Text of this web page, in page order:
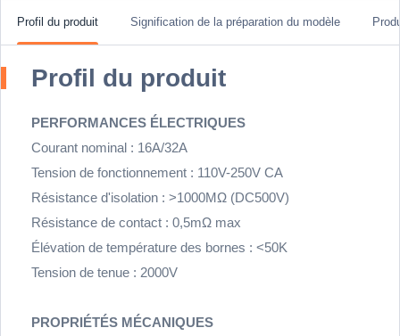
Profil du produit Signification de la préparation du modèle
Profil du produit
PERFORMANCES ÉLECTRIQUES
Courant nominal : 16A/32A
Tension de fonctionnement : 110V-250V CA
Résistance d'isolation : >1000MΩ (DC500V)
Résistance de contact : 0,5mΩ max
Élévation de température des bornes : <50K
Tension de tenue : 2000V
PROPRIÉTÉS MÉCANIQUES